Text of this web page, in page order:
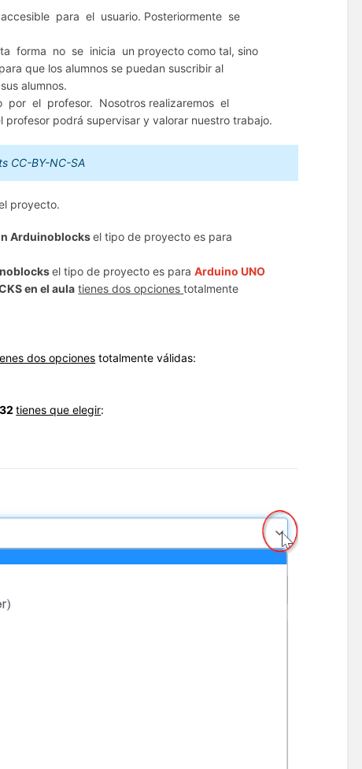
para el usuario. Posteriormente se
forma no se inicia un proyecto como tal, sino
que los alumnos se puedan suscribir al
alumnos.
el profesor. Nosotros realizaremos el
podrá supervisar y valorar nuestro trabajo.
CC-BY-NC-SA
proyecto.
Arduinoblocksel tipo de proyecto es para
el tipo de proyecto es paraArduino UNO
en el aula tienes dos opcionestotalmente
dos opciones totalmente válidas:
tienes que elegir: